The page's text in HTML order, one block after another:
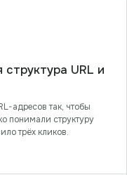
URL и
адресов так, чтобы
понимали структуру
трёх кликов.